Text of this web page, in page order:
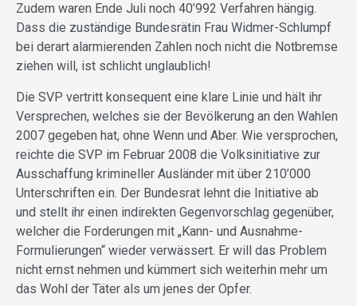
Zudem waren Ende Juli noch 40’992 Verfahren hängig.
Dass die zuständige Bundesrätin Frau Widmer-Schlumpf
bei derart alarmierenden Zahlen noch nicht die Notbremse
ziehen will, ist schlicht unglaublich!
Die SVP vertritt konsequent eine klare Linie und hält ihr
Versprechen, welches sie der Bevölkerung an den Wahlen
2007 gegeben hat, ohne Wenn und Aber. Wie versprochen,
reichte die SVP im Februar 2008 die Volksinitiative zur
Ausschaffung krimineller Ausländer mit über 210’000
Unterschriften ein. Der Bundesrat lehnt die Initiative ab
und stellt ihr einen indirekten Gegenvorschlag gegenüber,
welcher die Forderungen mit „Kann- und Ausnahme-
Formulierungen“ wieder verwässert. Er will das Problem
nicht ernst nehmen und kümmert sich weiterhin mehr um
das Wohl der Täter als um jenes der Opfer.